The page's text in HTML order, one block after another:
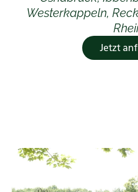
Westerkappeln,
Jetzt